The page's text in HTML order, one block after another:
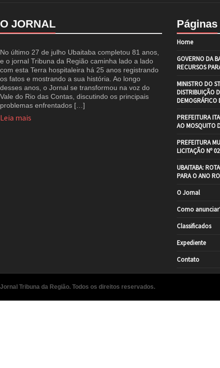
O JORNAL
No último 27 de julho Ubaitaba completou 81 anos,
e o jornal Tribuna da Região caminha lado a lado
com esta Terra hospitaleira há 25 anos registrando
os fatos e mostrando a sua história. Ao longo
desses anos, o Jornal se transformou na voz do
Vale do Rio das Contas, discutindo os principais
problemas enfrentados […]
Leia mais
Páginas
Home
GOVERNO DA
RECURSOS
MINISTRO DO
DISTRIBUIÇÃO
DEMOGRÁFICO
PREFEITURA
AO MOSQUITO
PREFEITURA
LICITAÇÃO Nº
UBAITABA:
PARA O ANO
O Jornal
Como
Classificados
Expediente
Contato
Jornal Tribuna da Região. Todos os direitos reservados.